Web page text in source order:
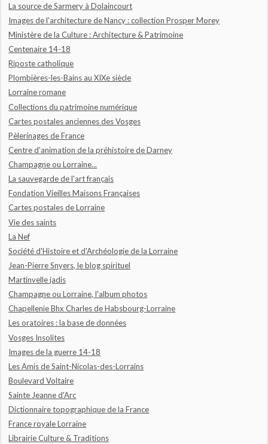
La source de Sarmery à Dolaincourt
Images de l'architecture de Nancy : collection Prosper Morey
Ministère de la Culture : Architecture & Patrimoine
Centenaire 14-18
Riposte catholique
Plombières-les-Bains au XIXe siècle
Lorraine romane
Collections du patrimoine numérique
Cartes postales anciennes des Vosges
Pèlerinages de France
Centre d'animation de la préhistoire de Darney
Champagne ou Lorraine...
La sauvegarde de l'art français
Fondation Vieilles Maisons Françaises
Cartes postales de Lorraine
Vie des saints
La Nef
Société d'Histoire et d'Archéologie de la Lorraine
Jean-Pierre Snyers, le blog spirituel
Martinvelle jadis
Champagne ou Lorraine, l'album photos
Chapellenie Bhx Charles de Habsbourg-Lorraine
Les oratoires : la base de données
Vosges Insolites
Images de la guerre 14-18
Les Amis de Saint-Nicolas-des-Lorrains
Boulevard Voltaire
Sainte Jeanne d'Arc
Dictionnaire topographique de la France
France royale Lorraine
Librairie Culture & Traditions